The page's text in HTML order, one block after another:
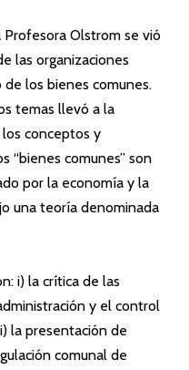
Olstrom se vió
las organizaciones
de los bienes comunes.
temas llevó a la
conceptos y
“bienes comunes” son
por la economía y la
una teoría denominada
i) la crítica de las
y el control
la presentación de
comunal de